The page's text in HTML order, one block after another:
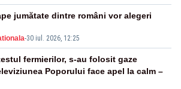
-30 iul. 2026, 12:25
jumătate dintre români vor alegeri
fermierilor, s-au folosit gaze
Poporului face apel la calm –